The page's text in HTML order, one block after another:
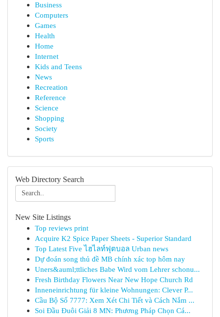
Business
Computers
Games
Health
Home
Internet
Kids and Teens
News
Recreation
Reference
Science
Shopping
Society
Sports
Web Directory Search
New Site Listings
Top reviews print
Acquire K2 Spice Paper Sheets - Superior Standard
Top Latest Five ไฮไลท์ฟุตบอล Urban news
Dự đoán song thủ đề MB chính xác top hôm nay
Uners&auml;ttliches Babe Wird vom Lehrer schonu...
Fresh Birthday Flowers Near New Hope Church Rd
Inneneinrichtung für kleine Wohnungen: Clever P...
Cầu Bộ Số 7777: Xem Xét Chi Tiết và Cách Nắm ...
Soi Đầu Đuôi Giải 8 MN: Phương Pháp Chọn Cá...